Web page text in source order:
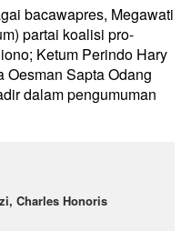
bacawapres, Megawati
partai koalisi pro-
Ketum Perindo Hary
Oesman Sapta Odang
dalam pengumuman
Charles Honoris